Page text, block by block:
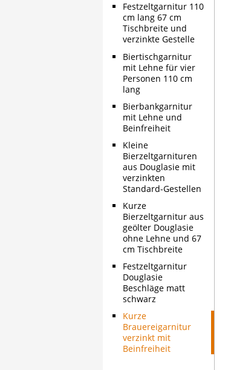
Festzeltgarnitur 110
cm lang 67 cm
Tischbreite und
verzinkte Gestelle
Biertischgarnitur
mit Lehne für vier
Personen 110 cm
lang
Bierbankgarnitur
mit Lehne und
Beinfreiheit
Kleine
Bierzeltgarnituren
aus Douglasie mit
verzinkten
Standard-Gestellen
Kurze
Bierzeltgarnitur aus
geölter Douglasie
ohne Lehne und 67
cm Tischbreite
Festzeltgarnitur
Douglasie
Beschläge matt
schwarz
Kurze
Brauereigarnitur
verzinkt mit
Beinfreiheit